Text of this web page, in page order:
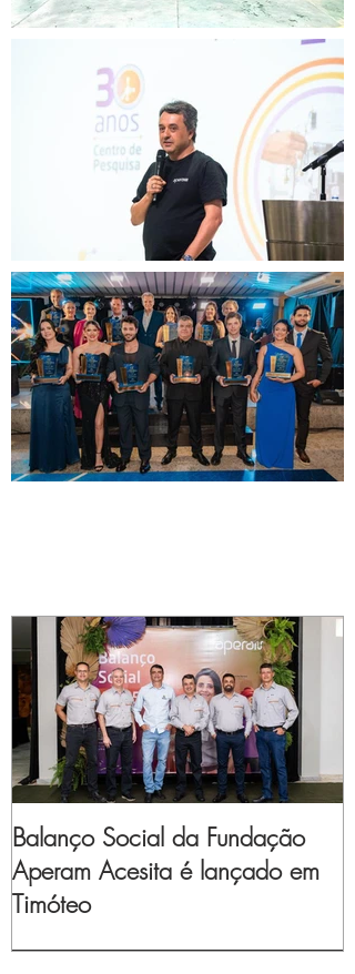
Balanço Social da Fundação
Aperam Acesita é lançado em
Timóteo